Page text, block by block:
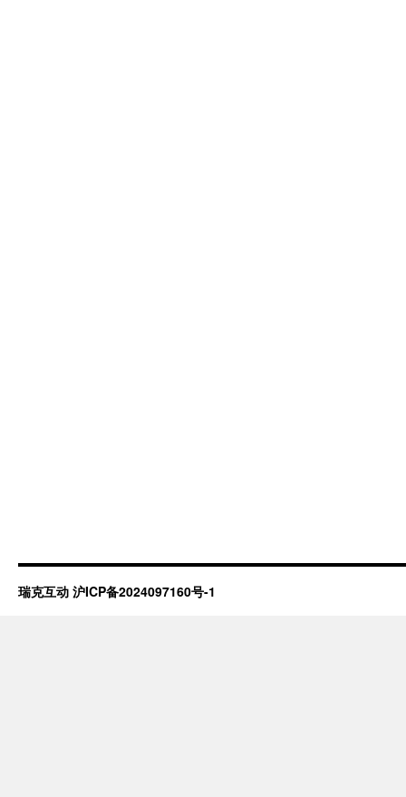
瑞克互动 沪ICP备2024097160号-1